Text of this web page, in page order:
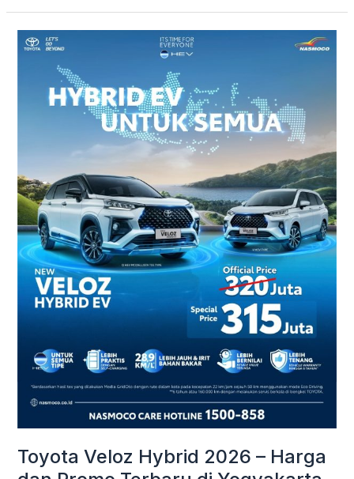
GRATIS!
Toyota Veloz Hybrid 2026 – Harga
Toyota
Promo
Terbaru
di
Yogyakarta